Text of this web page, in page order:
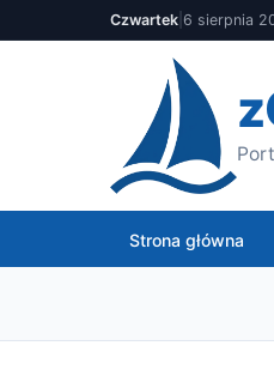
Czwartek 6 sierpnia
Strona główna